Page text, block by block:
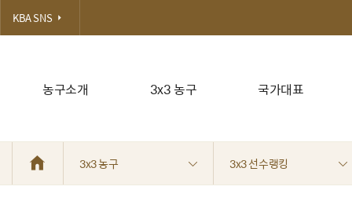
농구소개 3x3 농구 국가대표
KBA SNS
3x3 농구 3x3 선수랭킹